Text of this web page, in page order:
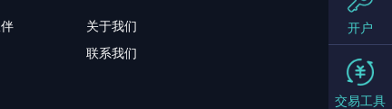
关于我们
联系我们
开户
交易工具